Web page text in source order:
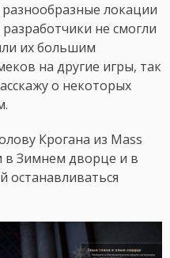
локации
не смогли
их большим
на другие игры, так
о некоторых
Крогана из Mass
в Зимнем дворце и в
останавливаться